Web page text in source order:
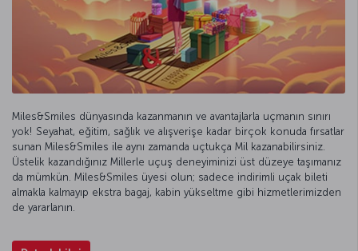
Miles&Smiles dünyasında kazanmanın ve avantajlarla uçmanın sınırı
yok! Seyahat, eğitim, sağlık ve alışverişe kadar birçok konuda fırsatlar
sunan Miles&Smiles ile aynı zamanda uçtukça Mil kazanabilirsiniz.
Üstelik kazandığınız Millerle uçuş deneyiminizi üst düzeye taşımanız
da mümkün. Miles&Smiles üyesi olun; sadece indirimli uçak bileti
almakla kalmayıp ekstra bagaj, kabin yükseltme gibi hizmetlerimizden
de yararlanın.